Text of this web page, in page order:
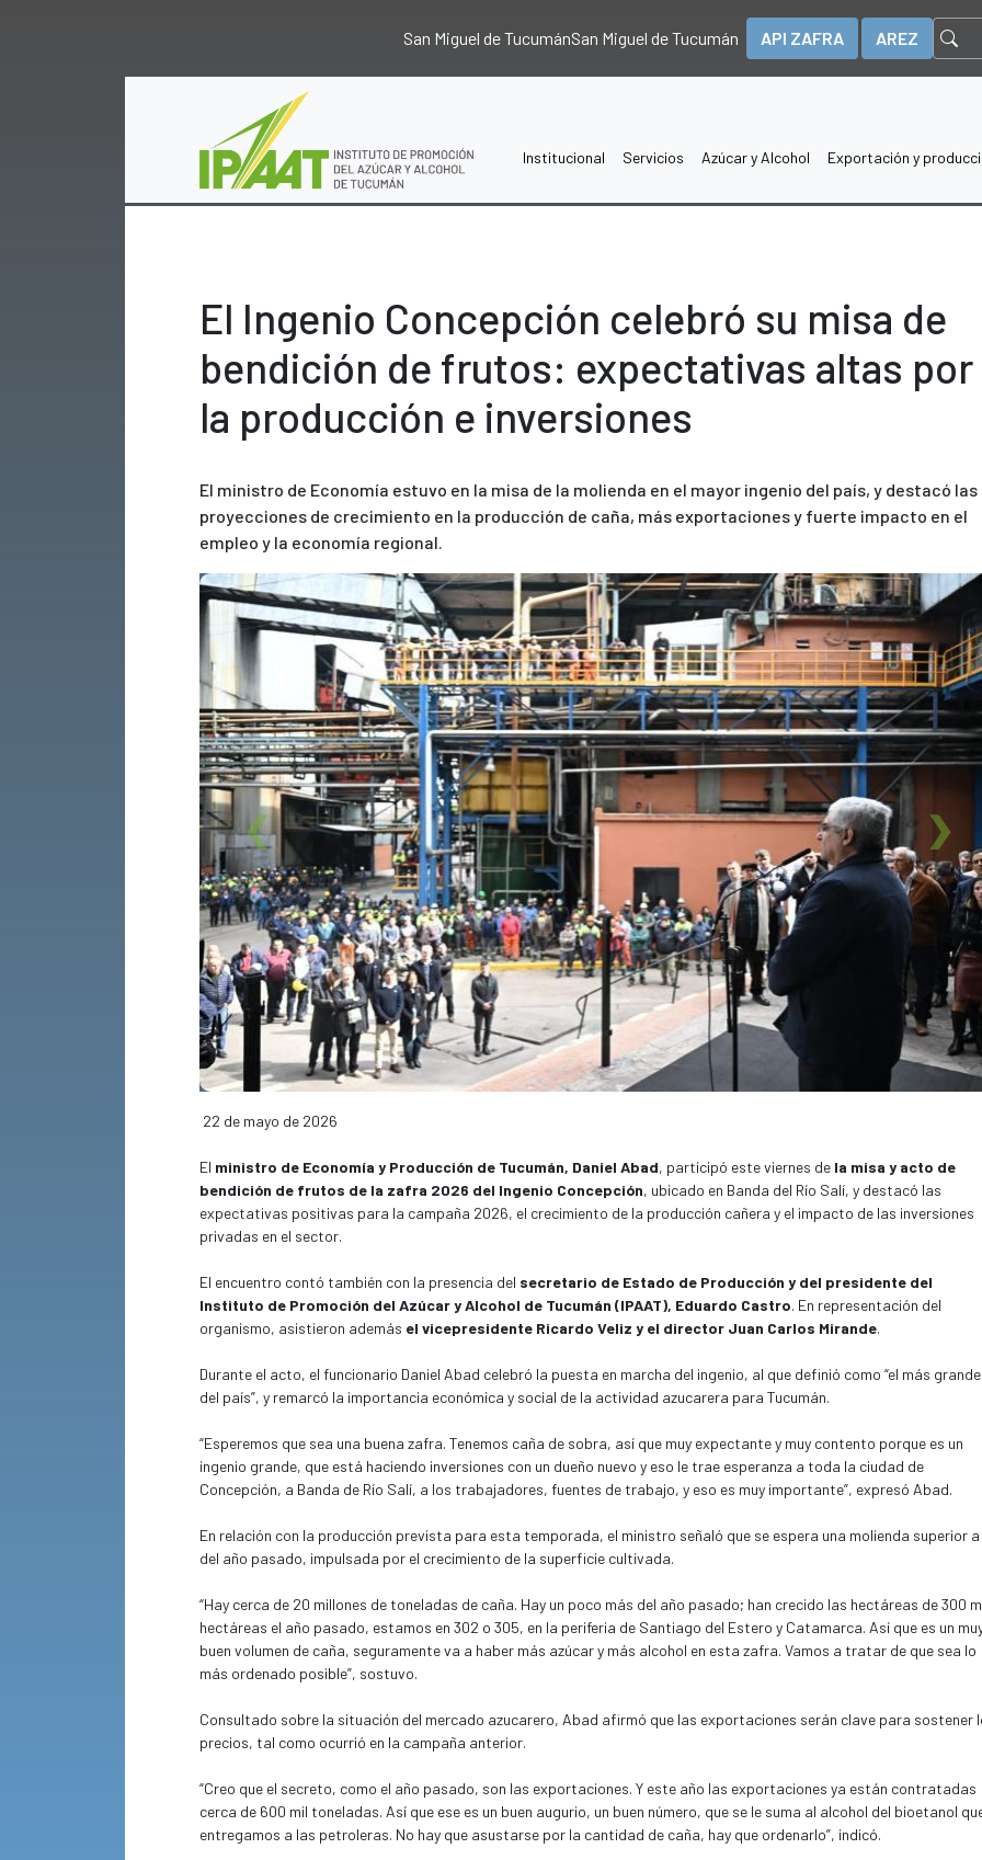
San Miguel de TucumánSan Miguel de Tucumán API ZAFRA AREZ
Institucional Servicios Azúcar y Alcohol Exportación y
El Ingenio Concepción celebró su misa de
bendición de frutos: expectativas altas por
la producción e inversiones
El ministro de Economía estuvo en la misa de la molienda en el mayor ingenio del país, y destacó las
proyecciones de crecimiento en la producción de caña, más exportaciones y fuerte impacto en el
empleo y la economía regional.
Previous Next
22 de mayo de 2026
ministro de Economía y Producción de Tucumán, Daniel Abad , participó este viernes de
la misa y acto de
bendición de frutos de la zafra 2026 del Ingenio Concepción
, ubicado en Banda del Río Salí, y destacó las
expectativas positivas para la campaña 2026, el crecimiento de la producción cañera y el impacto de las inversiones
privadas en el sector.
El encuentro contó también con la presencia del
secretario de Estado de Producción y del presidente del
Instituto de Promoción del Azúcar y Alcohol de Tucumán (IPAAT), Eduardo Castro
. En representación del
organismo, asistieron además
el vicepresidente Ricardo Veliz y el director Juan Carlos Mirande
Durante el acto, el funcionario Daniel Abad celebró la puesta en marcha del ingenio, al que definió como “el más grande
del país”, y remarcó la importancia económica y social de la actividad azucarera para Tucumán.
“Esperemos que sea una buena zafra. Tenemos caña de sobra, así que muy expectante y muy contento porque es un
ingenio grande, que está haciendo inversiones con un dueño nuevo y eso le trae esperanza a toda la ciudad de
Concepción, a Banda de Río Salí, a los trabajadores, fuentes de trabajo, y eso es muy importante”, expresó Abad.
En relación con la producción prevista para esta temporada, el ministro señaló que se espera una molienda superior a
del año pasado, impulsada por el crecimiento de la superficie cultivada.
“Hay cerca de 20 millones de toneladas de caña. Hay un poco más del año pasado; han crecido las hectáreas de 300 mil
hectáreas el año pasado, estamos en 302 o 305, en la periferia de Santiago del Estero y Catamarca. Así que es un muy
buen volumen de caña, seguramente va a haber más azúcar y más alcohol en esta zafra. Vamos a tratar de que sea lo
más ordenado posible”, sostuvo.
Consultado sobre la situación del mercado azucarero, Abad afirmó que las exportaciones serán clave para sostener
precios, tal como ocurrió en la campaña anterior.
“Creo que el secreto, como el año pasado, son las exportaciones. Y este año las exportaciones ya están contratadas
cerca de 600 mil toneladas. Así que ese es un buen augurio, un buen número, que se le suma al alcohol del bioetanol que
entregamos a las petroleras. No hay que asustarse por la cantidad de caña, hay que ordenarlo”, indicó.